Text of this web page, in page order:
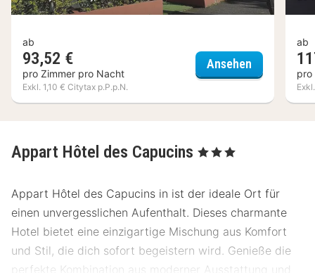
ab
93,52 €
pro Zimmer pro Nacht
Exkl. 1,10 € Citytax p.P.p.N.
Ansehen Hôtel
ab
pro
Appart Hôtel des Capucins , 3 Sterne
Appart Hôtel des Capucins in ist der ideale Ort für
einen unvergesslichen Aufenthalt. Dieses charmante
Hotel bietet eine einzigartige Mischung aus Komfort
und Stil, die dich sofort begeistern wird. Genieße die
perfekte Kombination aus moderner Ausstattung und